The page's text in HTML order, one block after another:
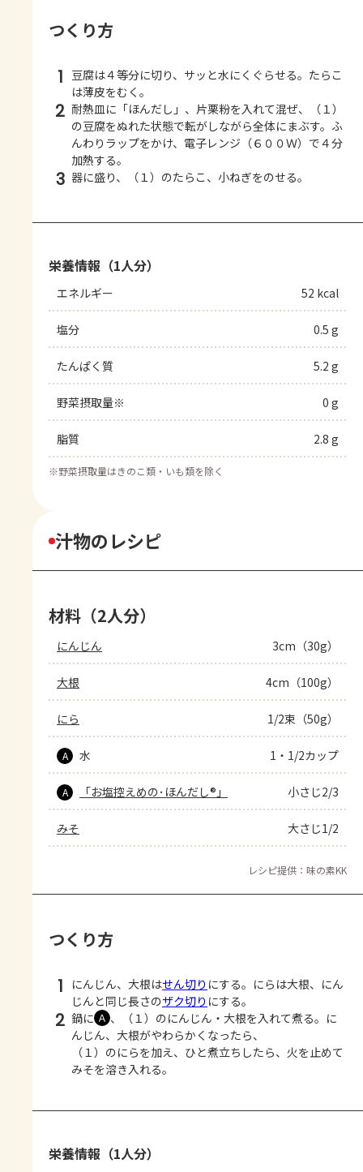
つくり方
1 豆腐は４等分に切り、サッと水にくぐらせる。たらこ
は薄皮をむく。
2 耐熱皿に「ほんだし」、片栗粉を入れて混ぜ、（１）
の豆腐をぬれた状態で転がしながら全体にまぶす。ふ
んわりラップをかけ、電子レンジ（６００Ｗ）で４分
加熱する。
3 器に盛り、（１）のたらこ、小ねぎをのせる。
栄養情報（1人分）
エネルギー 52 kcal
塩分 0.5 g
たんぱく質 5.2 g
野菜摂取量※ 0 g
脂質 2.8 g
※野菜摂取量はきのこ類・いも類を除く
汁物のレシピ
材料（2人分）
にんじん 3cm（30g）
大根 4cm（100g）
にら 1/2束（50g）
A 水 1・1/2カップ
A 「お塩控えめの･ほんだし®」 小さじ2/3
みそ 大さじ1/2
レシピ提供：味の素KK
つくり方
1 にんじん、大根はせん切り にする。にらは大根、にん
じんと同じ長さのザク切り にする。
2 鍋に Ａ 、（１）のにんじん・大根を入れて煮る。に
んじん、大根がやわらかくなったら、
（１）のにらを加え、ひと煮立ちしたら、火を止めて
みそを溶き入れる。
栄養情報（1人分）